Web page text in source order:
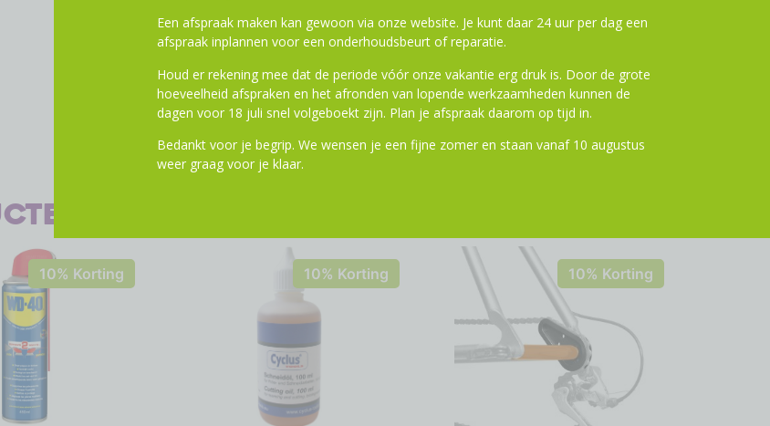
10% Korting 10% Korting 10% Korting
Een afspraak maken kan gewoon via onze website. Je kunt daar 24 uur per dag een
afspraak inplannen voor een onderhoudsbeurt of reparatie.
Houd er rekening mee dat de periode vóór onze vakantie erg druk is. Door de grote
hoeveelheid afspraken en het afronden van lopende werkzaamheden kunnen de
dagen voor 18 juli snel volgeboekt zijn. Plan je afspraak daarom op tijd in.
Bedankt voor je begrip. We wensen je een fijne zomer en staan vanaf 10 augustus
weer graag voor je klaar.